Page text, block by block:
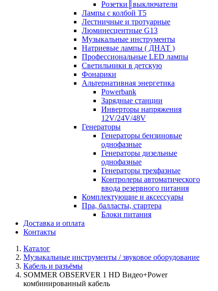
Розетки║выключатели
Лампы с колбой Т5
Лестничные и тротуарные
Люминесцентные G13
Музыкальные инструменты
Натриевые лампы ( ДНАТ )
Профессиональные LED лампы
Светильники в детскую
Фонарики
Альтернативная энергетика
Powerbank
Зарядные станции
Инверторы напряжения
12V/24V/48V
Генераторы
Генераторы бензиновые
однофазные
Генераторы дизельные
однофазные
Генераторы трехфазные
Контролеры автоматического
ввода резервного питания
Комплектующие и аксессуары
Пра, балласты, стартера
Блоки питания
Доставка и оплата
Контакты
Каталог
Музыкальные инструменты / звуковое оборудование
Кабель и разъёмы
SOMMER OBSERVER 1 HD Видео+Power
комбинированный кабель